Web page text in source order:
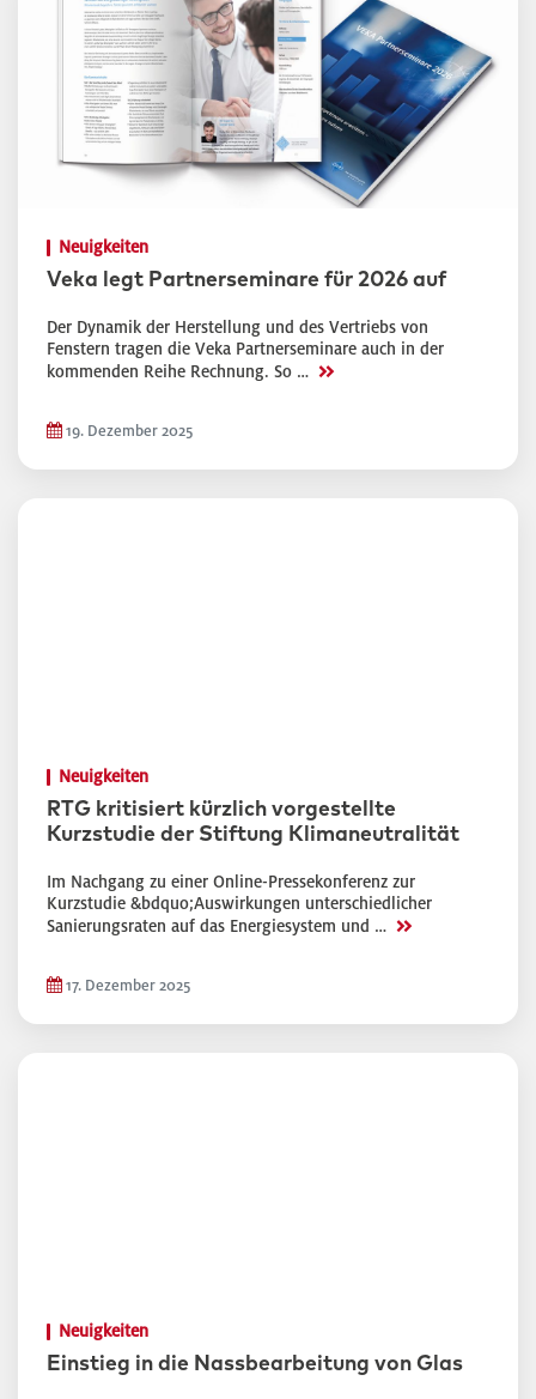
Neuigkeiten
Veka legt Partnerseminare für 2026 auf
Der Dynamik der Herstellung und des Vertriebs von
Fenstern tragen die Veka Partnerseminare auch in der
kommenden Reihe Rechnung. So … >>
19. Dezember 2025
Neuigkeiten
RTG kritisiert kürzlich vorgestellte
Kurzstudie der Stiftung Klimaneutralität
Im Nachgang zu einer Online-Pressekonferenz zur
Kurzstudie &bdquo;Auswirkungen unterschiedlicher
Sanierungsraten auf das Energiesystem und … >>
17. Dezember 2025
Neuigkeiten
Einstieg in die Nassbearbeitung von Glas